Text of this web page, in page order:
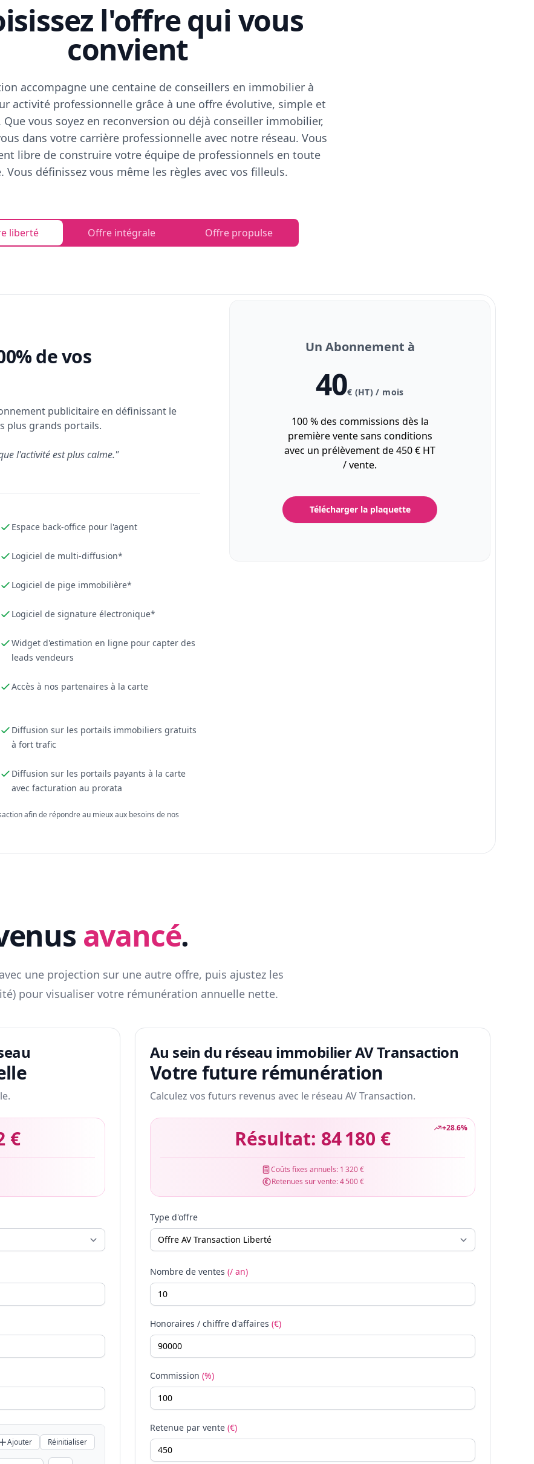
l'offre qui vous
convient
accompagne une centaine de conseillers en immobilier à
activité professionnelle grâce à une offre évolutive, simple et
vous soyez en reconversion ou déjà conseiller immobilier,
dans votre carrière professionnelle avec notre réseau. Vous
libre de construire votre équipe de professionnels en toute
Vous définissez vous même les règles avec vos filleuls.
liberté Offre intégrale Offre propulse
de vos
publicitaire en définissant le
plus grands portails.
l'activité est plus calme."
Espace back-office pour l'agent
Logiciel de multi-diffusion*
Logiciel de pige immobilière*
Logiciel de signature électronique*
Widget d'estimation en ligne pour capter des
leads vendeurs
Accès à nos partenaires à la carte
Diffusion sur les portails immobiliers gratuits
à fort trafic
Diffusion sur les portails payants à la carte
avec facturation au prorata
afin de répondre au mieux aux besoins de nos
Un Abonnement à
40€ (HT) / mois
100 % des commissions dès la
première vente sans conditions
avec un prélèvement de 450 € HT
/ vente.
Télécharger la plaquette
avancé.
une projection sur une autre offre, puis ajustez les
pour visualiser votre rémunération annuelle nette.
€
Ajouter Réinitialiser
Au sein du réseau immobilier AV Transaction
Votre future rémunération
Calculez vos futurs revenus avec le réseau AV Transaction.
+28.6%
Résultat: 84 180 €
Coûts fixes annuels: 1 320 €
Retenues sur vente:4 500 €
Type d'offre
Nombre de ventes (/ an)
Honoraires / chiffre d'affaires (€)
Commission (%)
Retenue par vente (€)